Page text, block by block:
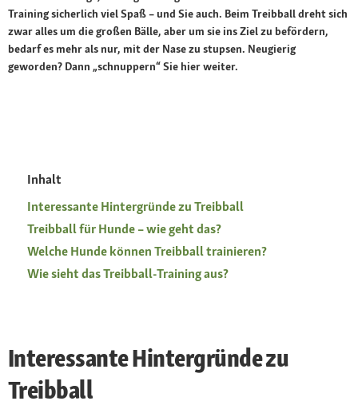
Training sicherlich viel Spaß – und Sie auch. Beim Treibball dreht sich
zwar alles um die großen Bälle, aber um sie ins Ziel zu befördern,
bedarf es mehr als nur, mit der Nase zu stupsen. Neugierig
geworden? Dann „schnuppern“ Sie hier weiter.
Inhalt
Interessante Hintergründe zu Treibball
Treibball für Hunde – wie geht das?
Welche Hunde können Treibball trainieren?
Wie sieht das Treibball-Training aus?
Interessante Hintergründe zu
Treibball